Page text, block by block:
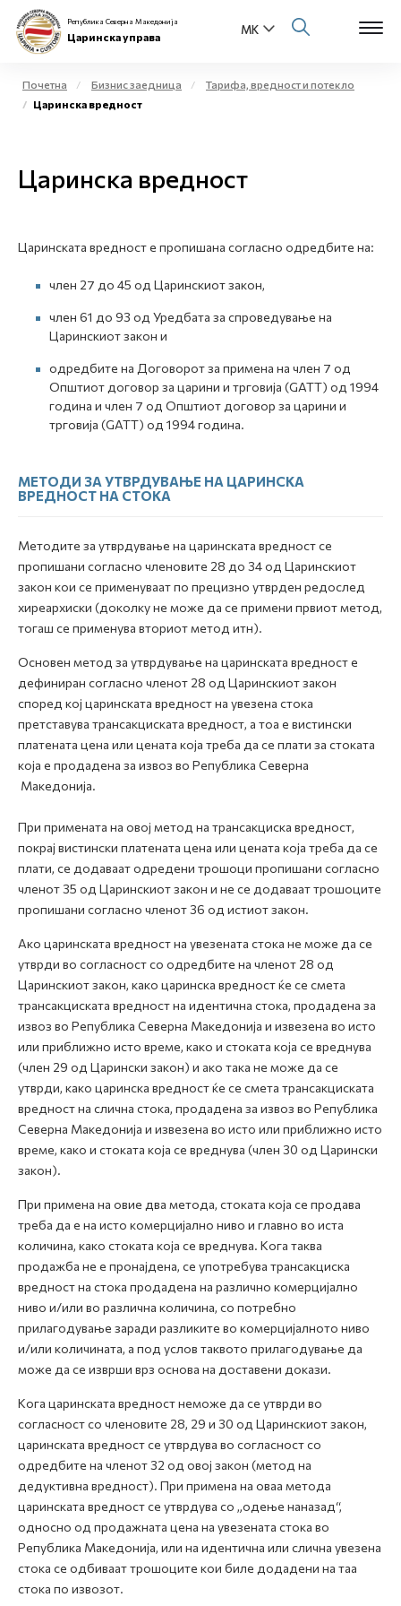
Физички лица
Open
Медиа центар
Република Северна Македонија
Царинска управа
Почетна Бизнис заедница
Тарифа, вредност и потекло
Царинска вредност
Царинска вредност
Царинската вредност е пропишана согласно одредбите на:
член 27 до 45 од Царинскиот закон,
член 61 до 93 од Уредбата за спроведување на
Царинскиот закон и
одредбите на Договорот за примена на член 7 од
Општиот договор за царини и трговија (GATT) од 1994
година и член 7 од Општиот договор за царини и
трговија (GATT) од 1994 година.
МЕТОДИ ЗА УТВРДУВАЊЕ НА ЦАРИНСКА
ВРЕДНОСТ НА СТОКА
Методите за утврдување на царинската вредност се
пропишани согласно членовите 28 до 34 од Царинскиот
закон кои се применуваат по прецизно утврден редослед
хиреархиски (доколку не може да се примени првиот метод,
тогаш се применува вториот метод итн).
Основен метод за утврдување на царинската вредност е
дефиниран согласно членот 28 од Царинскиот закон
според кој царинската вредност на увезена стока
претставува трансакциската вредност, а тоа е вистински
платената цена или цената која треба да се плати за стоката
која е продадена за извоз во Република Северна
Македонија.
При примената на овој метод на трансакциска вредност,
покрај вистински платената цена или цената која треба да се
плати, се додаваат одредени трошоци пропишани согласно
членот 35 од Царинскиот закон и не се додаваат трошоците
пропишани согласно членот 36 од истиот закон.
Ако царинската вредност на увезената стока не може да се
утврди во согласност со одредбите на членот 28 од
Царинскиот закон, како царинска вредност ќе се смета
трансакциската вредност на идентична стока, продадена за
извоз во Република Северна Македонија и извезена во исто
или приближно исто време, како и стоката која се вреднува
(член 29 од Царински закон) и ако така не може да се
утврди, како царинска вредност ќе се смета трансакциската
вредност на слична стока, продадена за извоз во Република
Северна Македонија и извезена во исто или приближно исто
време, како и стоката која се вреднува (член 30 од Царински
закон).
При примена на овие два метода, стоката која се продава
треба да е на исто комерцијално ниво и главно во иста
количина, како стоката која се вреднува. Кога таква
продажба не е пронајдена, се употребува трансакциска
вредност на стока продадена на различно комерцијално
ниво и/или во различна количина, со потребно
прилагодување заради разликите во комерцијалното ниво
и/или количината, а под услов таквото прилагодување да
може да се изврши врз основа на доставени докази.
Кога царинската вредност неможе да се утврди во
согласност со членовите 28, 29 и 30 од Царинскиот закон,
царинската вредност се утврдува во согласност со
одредбите на членот 32 од овој закон (метод на
дедуктивна вредност). При примена на оваа метода
царинската вредност се утврдува со „одење наназад“,
односно од продажната цена на увезената стока во
Република Македонија, или на идентична или слична увезена
стока се одбиваат трошоците кои биле додадени на таа
стока по извозот.